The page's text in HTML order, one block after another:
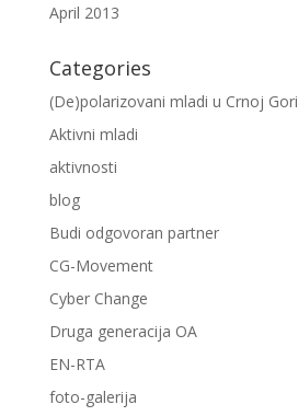
April 2013
Categories
(De)polarizovani mladi u Crnoj Gori
Aktivni mladi
aktivnosti
blog
Budi odgovoran partner
CG-Movement
Cyber Change
Druga generacija OA
EN-RTA
foto-galerija